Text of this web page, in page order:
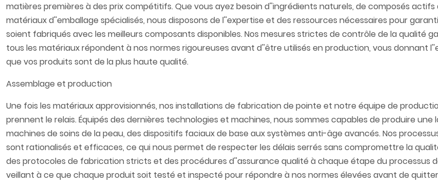
matières premières à des prix compétitifs. Que vous ayez besoin d''ingrédients naturels, de composés
matériaux d''emballage spécialisés, nous disposons de l''expertise et des ressources nécessaires pour
soient fabriqués avec les meilleurs composants disponibles. Nos mesures strictes de contrôle de la qualité
tous les matériaux répondent à nos normes rigoureuses avant d''être utilisés en production, vous donnant
que vos produits sont de la plus haute qualité.​
Assemblage et production​
Une fois les matériaux approvisionnés, nos installations de fabrication de pointe et notre équipe de
prennent le relais. Équipés des dernières technologies et machines, nous sommes capables de produire une
machines de soins de la peau, des dispositifs faciaux de base aux systèmes anti-âge avancés. Nos
sont rationalisés et efficaces, ce qui nous permet de respecter les délais serrés sans compromettre la
des protocoles de fabrication stricts et des procédures d''assurance qualité à chaque étape du processus
veillant à ce que chaque produit soit testé et inspecté pour répondre à nos normes élevées avant de